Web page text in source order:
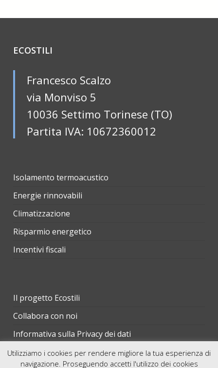
ECOSTILI
Francesco Scalzo
via Monviso 5
10036 Settimo Torinese (TO)
Partita IVA: 10672360012
Isolamento termoacustico
Energie rinnovabili
Climatizzazione
Risparmio energetico
Incentivi fiscali
Il progetto Ecostili
Collabora con noi
Informativa sulla Privacy dei dati
Utilizziamo i cookies per rendere migliore la tua esperienza di
navigazione. Proseguendo accetti l'utilizzo dei cookies